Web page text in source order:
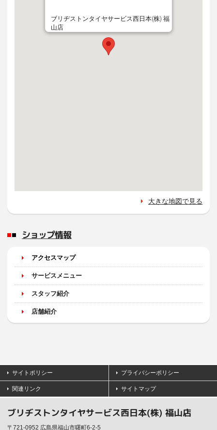
ブリヂストンタイヤサービス西日本(株) 福
山店
大きな地図で見る
ショップ情報
アクセスマップ
サービスメニュー
スタッフ紹介
店舗紹介
サイトポリシー プライバシーポリシー
関連リンク サイトマップ
ブリヂストンタイヤサービス西日本(株) 福山店
〒721-0952 広島県福山市曙町6-2-5